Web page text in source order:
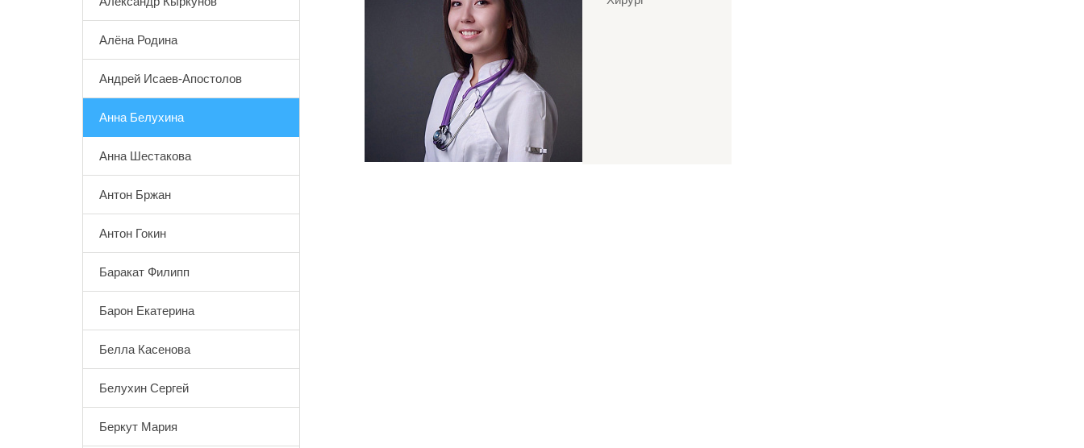
Алёна Родина
Андрей Исаев-Апостолов
Анна Белухина
Анна Шестакова
Антон Бржан
Антон Гокин
Баракат Филипп
Барон Екатерина
Белла Касенова
Белухин Сергей
Беркут Мария